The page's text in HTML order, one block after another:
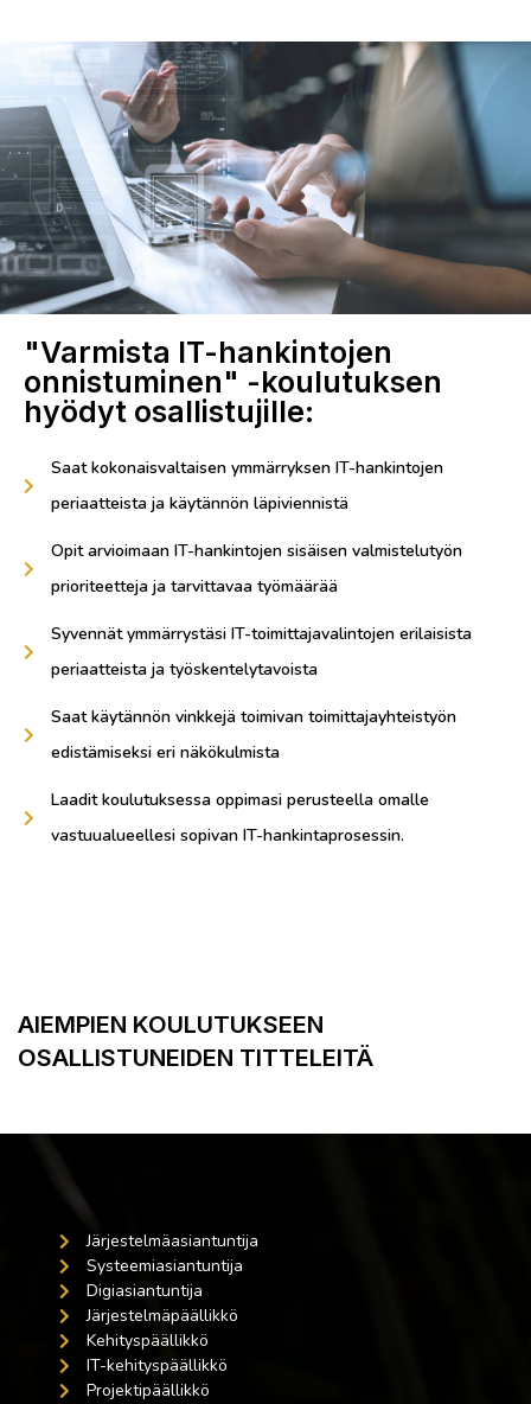
"Varmista IT-hankintojen
onnistuminen" -koulutuksen
hyödyt osallistujille:
Saat kokonaisvaltaisen ymmärryksen IT-hankintojen
periaatteista ja käytännön läpiviennistä
Opit arvioimaan IT-hankintojen sisäisen valmistelutyön
prioriteetteja ja tarvittavaa työmäärää
Syvennät ymmärrystäsi IT-toimittajavalintojen erilaisista
periaatteista ja työskentelytavoista
Saat käytännön vinkkejä toimivan toimittajayhteistyön
edistämiseksi eri näkökulmista
Laadit koulutuksessa oppimasi perusteella omalle
vastuualueellesi sopivan IT-hankintaprosessin.
AIEMPIEN KOULUTUKSEEN
OSALLISTUNEIDEN TITTELEITÄ
Järjestelmäasiantuntija
Systeemiasiantuntija
Digiasiantuntija
Järjestelmäpäällikkö
Kehityspäällikkö
IT-kehityspäällikkö
Projektipäällikkö